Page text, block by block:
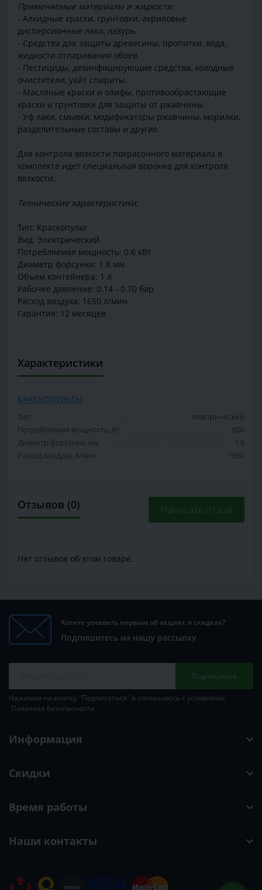
Применяемые материалы и жидкости:
- Алкидные краски, грунтовки, акриловые
дисперсионные лаки, лазурь.
- Средства для защиты древесины, пропитки, вода,
жидкости отпаривания обоев.
- Пестициды, дезинфицирующие средства, холодные
очистители, уайт спириты.
- Масляные краски и олифы, противообрастающие
краски и грунтовки для защиты от ржавчины.
- Уф лаки, смывки, модификаторы ржавчины, морилки,
разделительные составы и другие.
Для контроля вязкости покрасочного материала в
комплекте идет специальная воронка для контроля
вязкости.
Технические характеристики:
Тип: Краскопульт
Вид: Электрический
Потребляемая мощность: 0.6 кВт
Диаметр форсунки: 1.8 мм
Объем контейнера: 1 л
Рабочее давление: 0.14 - 0.70 бар
Расход воздуха: 1650 л/мин
Гарантия: 12 месяцев
Характеристики
КРАСКОПУЛЬТЫ
Тип
электрический
Потребляемая мощность, Вт
600
Диаметр форсунки, мм
1.8
Расход воздуха, л/мин
1650
Отзывов (0) Написать отзыв
Нет отзывов об этом товаре.
Хотите узнавать первым об акциях и скидках?
Подпишитесь на нашу рассылку
Подписаться
Нажимая на кнопку "Подписаться" я соглашаюсь с условиями
Политика безопасности
Информация
Скидки
Время работы
Наши контакты